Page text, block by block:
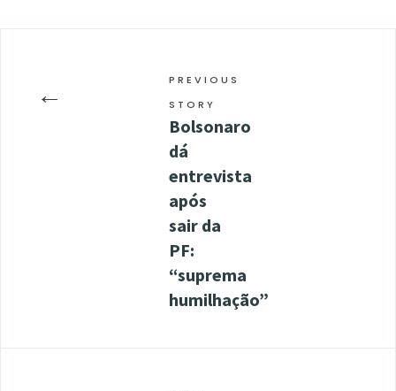
←
PREVIOUS
STORY
Bolsonaro
dá
entrevista
após
sair da
PF:
“suprema
humilhação”